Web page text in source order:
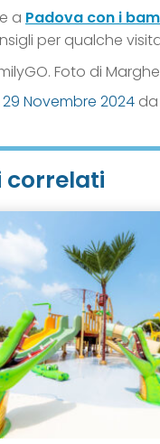
a Padova con i
per qualche
Foto di
29 Novembre 2024 da
correlati